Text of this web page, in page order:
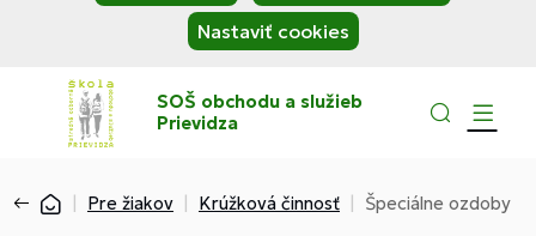
Nastaviť cookies
SOŠ obchodu a služieb
Prievidza
Pre žiakov Krúžková činnosť Špeciálne ozdoby